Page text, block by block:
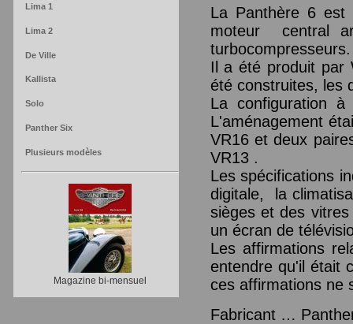
Lima 1
Lima 2
De Ville
Kallista
Solo
Panther Six
Plusieurs modèles
Magazine bi-mensuel
La Panthère 6
moteur central
turbocompresseurs.
Il a été produit par
été construites, les
La configuration
L'aménagement
VR16 et deux
VR13 .
Les spécifications
digitale, la
sièges et des
un écran de
Les affirmations
entendre qu'il était
ces affirmations ne
Fabricant …